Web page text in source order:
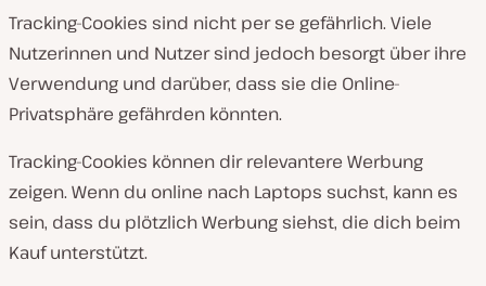
Tracking-Cookies sind nicht per se gefährlich. Viele
Nutzerinnen und Nutzer sind jedoch besorgt über ihre
Verwendung und darüber, dass sie die Online-
Privatsphäre gefährden könnten.
Tracking-Cookies können dir relevantere Werbung
zeigen. Wenn du online nach Laptops suchst, kann es
sein, dass du plötzlich Werbung siehst, die dich beim
Kauf unterstützt.